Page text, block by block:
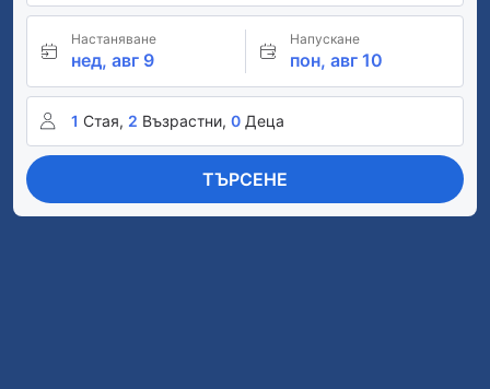
Настаняване
нед, авг 9
Напускане
пон, авг 10
1 Стая, 2 Възрастни, 0 Деца
ТЪРСЕНЕ